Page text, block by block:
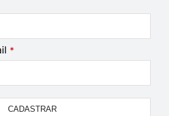
*
CADASTRAR